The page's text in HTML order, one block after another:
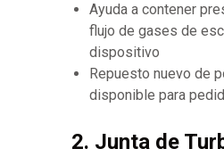
Ayuda a contener
flujo de gases de
dispositivo
Repuesto nuevo de
disponible para
2. Junta de